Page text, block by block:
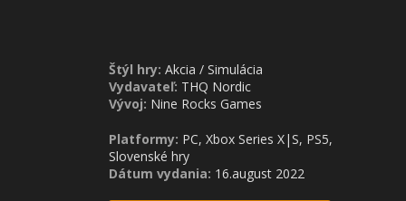
Štýl hry: Akcia / Simulácia
Vydavateľ: THQ Nordic
Vývoj: Nine Rocks Games
Platformy: PC, Xbox Series X|S, PS5,
Slovenské hry
Dátum vydania: 16.august 2022